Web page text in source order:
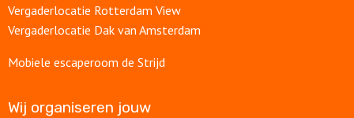
Vergaderlocatie Rotterdam View
Vergaderlocatie Dak van Amsterdam
Mobiele escaperoom de Strijd
Wij organiseren jouw